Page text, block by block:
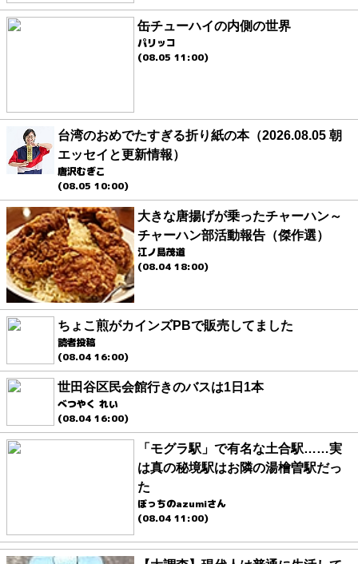
缶チューハイの内側の世界
パリッコ
(08.05 11:00)
台湾のおめでたすぎる折り紙の本（2026.08.05 朝
エッセイと更新情報）
唐沢むぎこ
(08.05 10:00)
大きな唐揚げが乗ったチャーハン～
チャーハン部活動報告（傑作選）
江ノ島茂道
(08.04 18:00)
ちょこ煎がカインズPBで販売してました
読者投稿
(08.04 16:00)
世田谷区民会館行きのバスは1日1本
べつやく れい
(08.04 16:00)
「モグラ駅」で有名な土合駅……実
は真の秘境駅はお隣の湯檜曽駅だっ
た
ぼっちのazumiさん
(08.04 11:00)